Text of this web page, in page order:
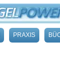
PRAXIS